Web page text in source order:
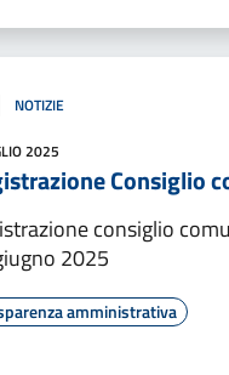
NOTIZIE
2025
Consiglio
consiglio
2025
amministrativa